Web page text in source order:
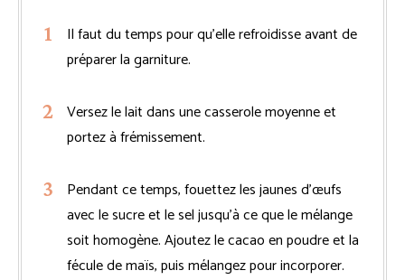
Il faut du temps pour qu’elle refroidisse avant de
préparer la garniture.
Versez le lait dans une casserole moyenne et
portez à frémissement.
Pendant ce temps, fouettez les jaunes d’œufs
avec le sucre et le sel jusqu’à ce que le mélange
soit homogène. Ajoutez le cacao en poudre et la
fécule de maïs, puis mélangez pour incorporer.